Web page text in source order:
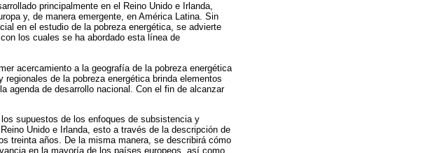
principalmente en el Reino Unido e Irlanda,
y, de manera emergente, en América Latina. Sin
en el estudio de la pobreza energética, se advierte
los cuales se ha abordado esta línea de
acercamiento a la geografía de la pobreza energética
de la pobreza energética brinda elementos
agenda de desarrollo nacional. Con el fin de alcanzar
supuestos de los enfoques de subsistencia y
Unido e Irlanda, esto a través de la descripción de
treinta años. De la misma manera, se describirá cómo
en la mayoría de los países europeos, así como